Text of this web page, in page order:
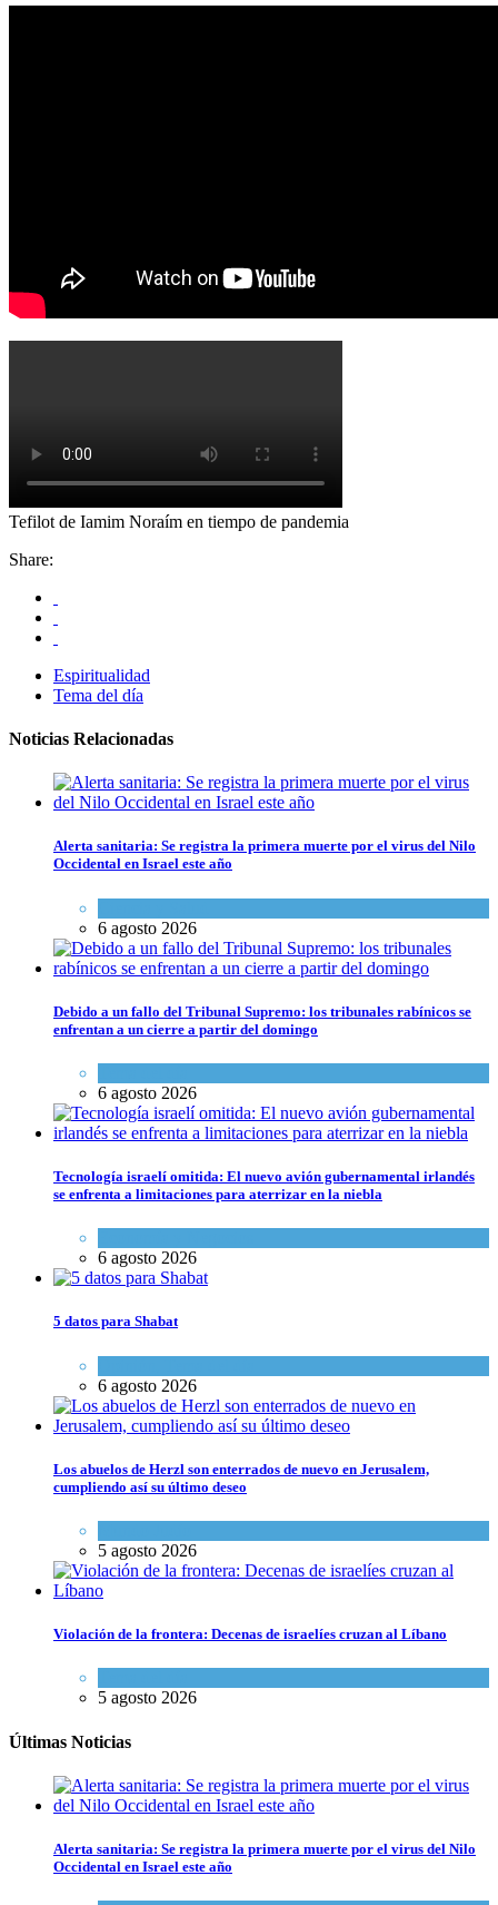
Tefilot de Iamim Noraím en tiempo de pandemia
Share:
Espiritualidad
Tema del día
Noticias Relacionadas
Alerta sanitaria: Se registra la primera muerte por el virus del Nilo
Occidental en Israel este año
6 agosto 2026
Debido a un fallo del Tribunal Supremo: los tribunales rabínicos se
enfrentan a un cierre a partir del domingo
6 agosto 2026
Tecnología israelí omitida: El nuevo avión gubernamental irlandés
se enfrenta a limitaciones para aterrizar en la niebla
6 agosto 2026
5 datos para Shabat
6 agosto 2026
Los abuelos de Herzl son enterrados de nuevo en Jerusalem,
cumpliendo así su último deseo
5 agosto 2026
Violación de la frontera: Decenas de israelíes cruzan al Líbano
5 agosto 2026
Últimas Noticias
Alerta sanitaria: Se registra la primera muerte por el virus del Nilo
Occidental en Israel este año